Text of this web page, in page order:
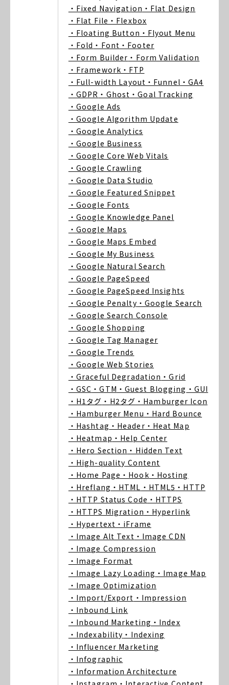
・Fixed Navigation ・Flat Design
・Flat File ・Flexbox
・Floating Button ・Flyout Menu
・Fold ・Font ・Footer
・Form Builder ・Form Validation
・Framework ・FTP
・Full-width Layout ・Funnel ・GA4
・GDPR ・Ghost ・Goal Tracking
・Google Ads
・Google Algorithm Update
・Google Analytics
・Google Business
・Google Core Web Vitals
・Google Crawling
・Google Data Studio
・Google Featured Snippet
・Google Fonts
・Google Knowledge Panel
・Google Maps
・Google Maps Embed
・Google My Business
・Google Natural Search
・Google PageSpeed
・Google PageSpeed Insights
・Google Penalty ・Google Search
・Google Search Console
・Google Shopping
・Google Tag Manager
・Google Trends
・Google Web Stories
・Graceful Degradation ・Grid
・GSC ・GTM ・Guest Blogging ・GUI
・H1タグ ・H2タグ ・Hamburger Icon
・Hamburger Menu ・Hard Bounce
・Hashtag ・Header ・Heat Map
・Heatmap ・Help Center
・Hero Section ・Hidden Text
・High-quality Content
・Home Page ・Hook ・Hosting
・Hreflang ・HTML ・HTML5 ・HTTP
・HTTP Status Code ・HTTPS
・HTTPS Migration ・Hyperlink
・Hypertext ・iFrame
・Image Alt Text ・Image CDN
・Image Compression
・Image Format
・Image Lazy Loading ・Image Map
・Image Optimization
・Import/Export ・Impression
・Inbound Link
・Inbound Marketing ・Index
・Indexability ・Indexing
・Influencer Marketing
・Infographic
・Information Architecture